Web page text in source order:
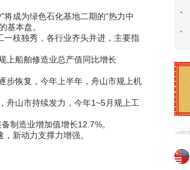
成为绿色石化基地二期的“热力中
基本盘。
枝独秀，各行业齐头并进，主要指
船舶修造业总产值同比增长
恢复，今年上半年，舟山市规上机
山市持续发力，今年1~5月规上工
制造业增加值增长12.7%。
新动力支撑力增强。